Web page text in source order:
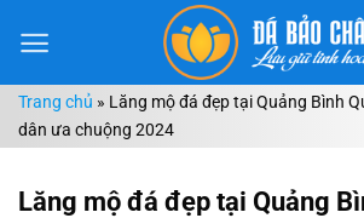
đến
dungTrang chủ » Lăng mộ đá đẹp tại Quảng Bình
dân ưa chuộng 2024
Lăng mộ đá đẹp tại Quảng